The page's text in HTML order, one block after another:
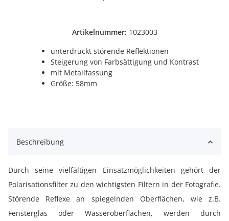
Artikelnummer: 1023003
unterdrückt störende Reflektionen
Steigerung von Farbsättigung und Kontrast
mit Metallfassung
Größe: 58mm
Beschreibung
Durch seine vielfältigen Einsatzmöglichkeiten gehört der
Polarisationsfilter zu den wichtigsten Filtern in der Fotografie.
Störende Reflexe an spiegelnden Oberflächen, wie z.B.
Fensterglas oder Wasseroberflächen, werden durch